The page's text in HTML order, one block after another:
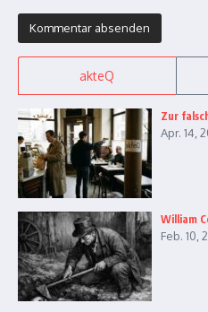
akteQ
Zur
Apr. 14,
William
Feb. 10,